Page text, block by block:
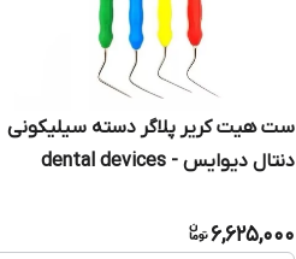
ست هیت کریر پلاگر دسته سیلیکونی
دنتال دیوایس - dental devices
6,625,000